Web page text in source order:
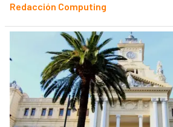
Redacción Computing